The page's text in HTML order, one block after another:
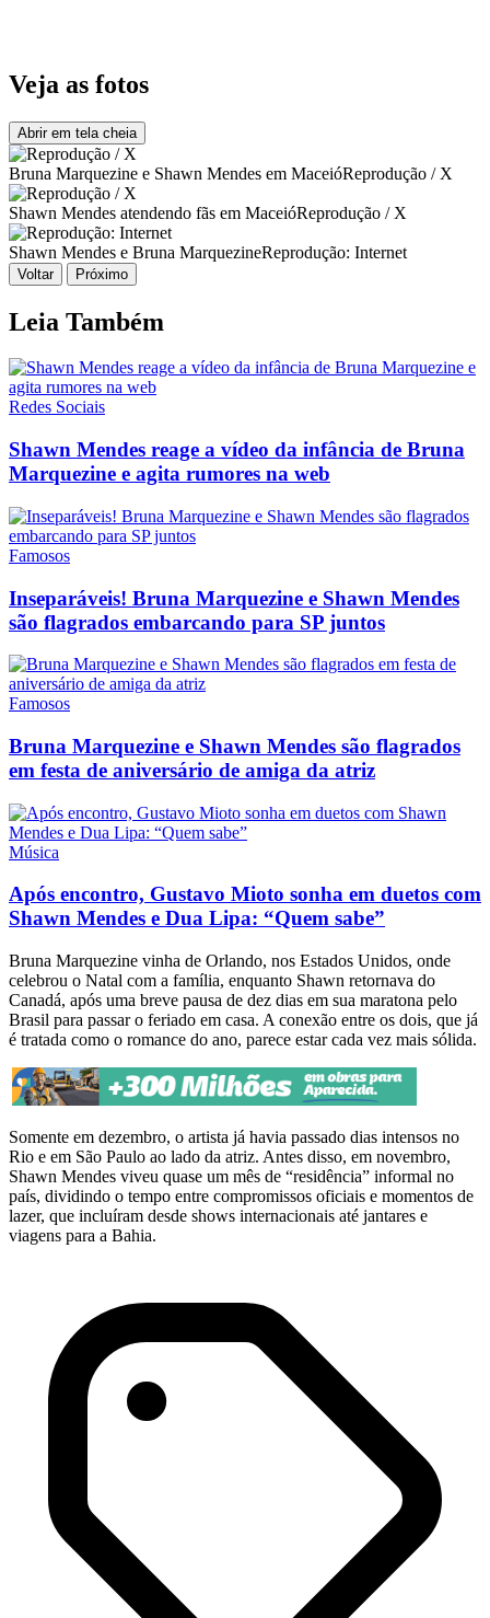
Veja as fotos
Abrir em tela cheia
Bruna Marquezine e Shawn Mendes em MaceióReprodução / X
Shawn Mendes atendendo fãs em MaceióReprodução / X
Shawn Mendes e Bruna MarquezineReprodução: Internet
Voltar Próximo
Leia Também
Redes Sociais
Shawn Mendes reage a vídeo da infância de Bruna
Marquezine e agita rumores na web
Famosos
Inseparáveis! Bruna Marquezine e Shawn Mendes
são flagrados embarcando para SP juntos
Famosos
Bruna Marquezine e Shawn Mendes são flagrados
em festa de aniversário de amiga da atriz
Música
Após encontro, Gustavo Mioto sonha em duetos com
Shawn Mendes e Dua Lipa: “Quem sabe”
Bruna Marquezine vinha de Orlando, nos Estados Unidos, onde
celebrou o Natal com a família, enquanto Shawn retornava do
Canadá, após uma breve pausa de dez dias em sua maratona pelo
Brasil para passar o feriado em casa. A conexão entre os dois, que já
é tratada como o romance do ano, parece estar cada vez mais sólida.
Somente em dezembro, o artista já havia passado dias intensos no
Rio e em São Paulo ao lado da atriz. Antes disso, em novembro,
Shawn Mendes viveu quase um mês de “residência” informal no
país, dividindo o tempo entre compromissos oficiais e momentos de
lazer, que incluíram desde shows internacionais até jantares e
viagens para a Bahia.